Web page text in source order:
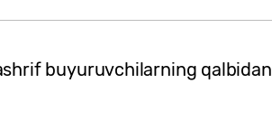
buyuruvchilarning qalbidan